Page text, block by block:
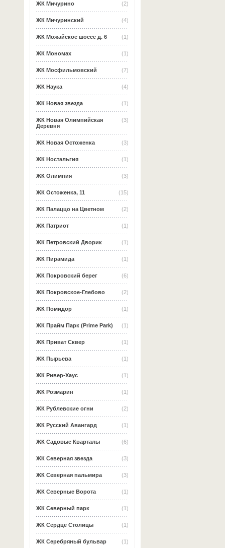
(2)
ЖК Мичурино
(4)
ЖК Мичуринский
(1)
ЖК Можайское шоссе д. 6
(1)
ЖК Мономах
(7)
ЖК Мосфильмовский
(4)
ЖК Наука
(1)
ЖК Новая звезда
(3)
ЖК Новая Олимпийская
Деревня
(3)
ЖК Новая Остоженка
(1)
ЖК Ностальгия
(3)
ЖК Олимпия
(15)
ЖК Остоженка, 11
(2)
ЖК Палаццо на Цветном
(1)
ЖК Патриот
(1)
ЖК Петровский Дворик
(1)
ЖК Пирамида
(6)
ЖК Покровский берег
(2)
ЖК Покровское-Глебово
(1)
ЖК Помидор
(1)
ЖК Прайм Парк (Prime Park)
(1)
ЖК Приват Сквер
(1)
ЖК Пырьева
(1)
ЖК Ривер-Хаус
(1)
ЖК Розмарин
(2)
ЖК Рублевские огни
(1)
ЖК Русский Авангард
(6)
ЖК Садовые Кварталы
(3)
ЖК Северная звезда
(3)
ЖК Северная пальмира
(1)
ЖК Северные Ворота
(1)
ЖК Северный парк
(1)
ЖК Сердце Столицы
(1)
ЖК Серебряный бульвар